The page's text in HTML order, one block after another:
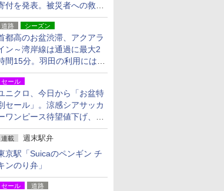
付を発表。被災者への救援
動・復旧支援
道路 シーズン
都高のお盆渋滞、アクアラ
ン～湾岸線は通過に最大2
間15分。羽田の利用には
空港西出口」の利用検討を
セール
ニクロ、今日から「お盆特
セール」。涼感シアサッカ
ワンピース待望値下げ、撥
ギアショーツは1990円に
連載 週末駅弁
京駅「Suicaのペンギン チ
ンのり弁」
セール 道路